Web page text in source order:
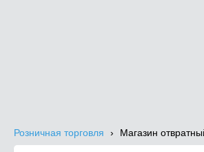
Розничная торговля Магазин